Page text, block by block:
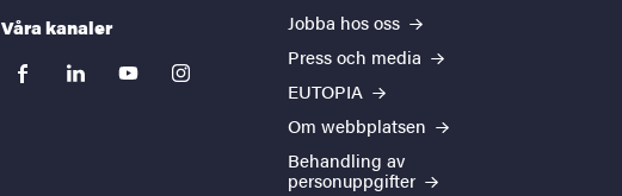
Våra kanaler
facebooklinkedinyoutubeinstagram
Jobba hos oss
Press och media
EUTOPIA
Om webbplatsen
Behandling av
personuppgifter